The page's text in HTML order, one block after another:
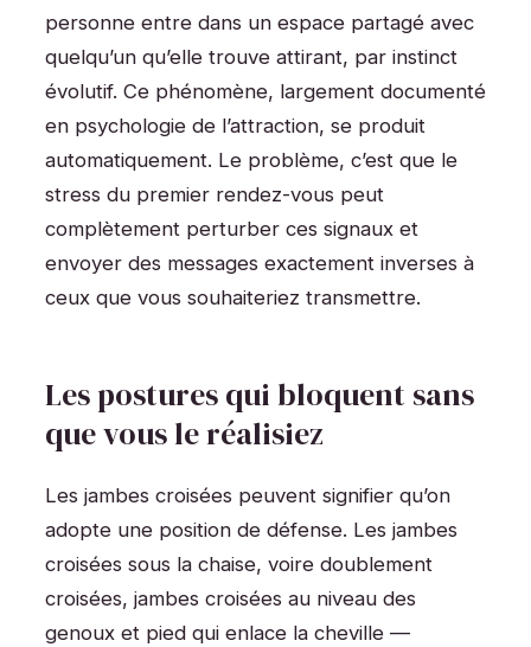
personne entre dans un espace partagé avec
quelqu’un qu’elle trouve attirant, par instinct
évolutif. Ce phénomène, largement documenté
en psychologie de l’attraction, se produit
automatiquement. Le problème, c’est que le
stress du premier rendez-vous peut
complètement perturber ces signaux et
envoyer des messages exactement inverses à
ceux que vous souhaiteriez transmettre.
Les postures qui bloquent sans
que vous le réalisiez
Les jambes croisées peuvent signifier qu’on
adopte une position de défense. Les jambes
croisées sous la chaise, voire doublement
croisées, jambes croisées au niveau des
genoux et pied qui enlace la cheville —